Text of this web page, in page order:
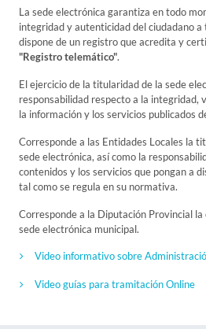
La sede electrónica garantiza en todo
integridad y autenticidad del ciudadano a
dispone de un registro que acredita y
"Registro telemático".
El ejercicio de la titularidad de la sede
responsabilidad respecto a la integridad,
la información y los servicios publicados
Corresponde a las Entidades Locales la
sede electrónica, así como la
contenidos y los servicios que pongan a
tal como se regula en su normativa.
Corresponde a la Diputación Provincial
sede electrónica municipal.
Video informativo sobre
Video guías para tramitación Online